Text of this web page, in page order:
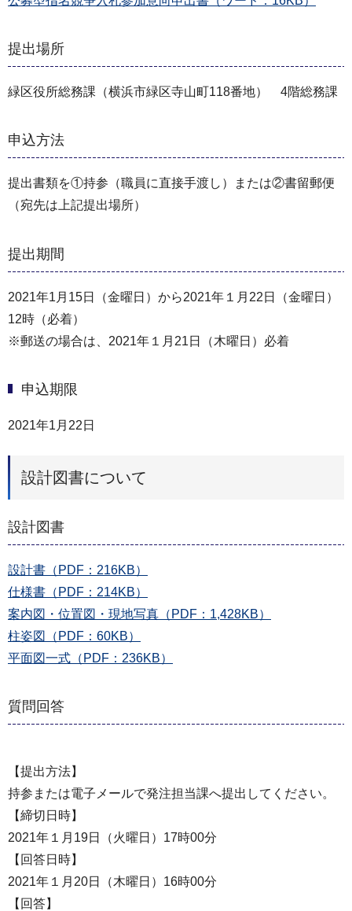
提出場所
緑区役所総務課（横浜市緑区寺山町118番地） 4階総務課
申込方法
提出書類を①持参（職員に直接手渡し）または②書留郵便
（宛先は上記提出場所）
提出期間
2021年1月15日（金曜日）から2021年１月22日（金曜日）
12時（必着）
※郵送の場合は、2021年１月21日（木曜日）必着
申込期限
2021年1月22日
設計図書について
設計図書
設計書（PDF：216KB）
仕様書（PDF：214KB）
案内図・位置図・現地写真（PDF：1,428KB）
柱姿図（PDF：60KB）
平面図一式（PDF：236KB）
質問回答
【提出方法】
持参または電子メールで発注担当課へ提出してください。
【締切日時】
2021年１月19日（火曜日）17時00分
【回答日時】
2021年１月20日（木曜日）16時00分
【回答】